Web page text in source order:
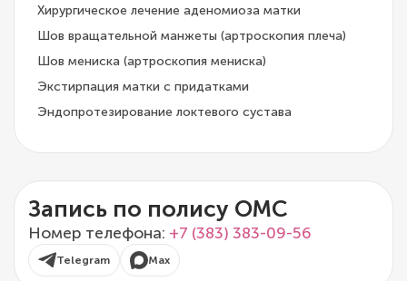
Хирургическое лечение аденомиоза матки
Шов вращательной манжеты (артроскопия плеча)
Шов мениска (артроскопия мениска)
Экстирпация матки с придатками
Эндопротезирование локтевого сустава
Запись по полису ОМС
Номер телефона: +7 (383) 383-09-56
Telegram Max